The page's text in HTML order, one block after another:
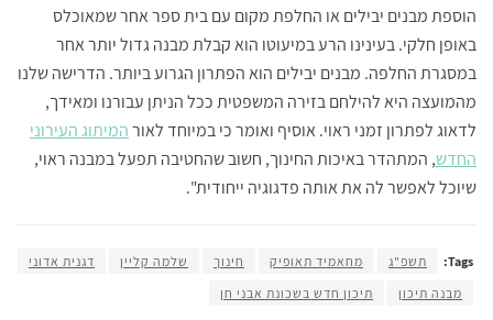
הוספת מבנים יבילים או החלפת מקום עם בית ספר אחר שמאוכלס
באופן חלקי. בעינינו הרע במיעוטו הוא קבלת מבנה גדול יותר אחר
במסגרת החלפה. מבנים יבילים הוא הפתרון הגרוע ביותר. הדרישה שלנו
מהמועצה היא להילחם בזירה המשפטית ככל הניתן עבורנו ומאידך,
לדאוג לפתרון זמני ראוי. אוסיף ואומר כי במיוחד לאורהמיתוג העירוני
החדש, המתהדר באיכות החינוך, חשוב שהחטיבה תפעל במבנה ראוי,
שיוכל לאפשר לה את אותה פדגוגיה ייחודית".
Tags: תשפ"ג מחאמיד תאופיק חינוך שלמה קליין
דגנית אדוני
מבנה תיכון
תיכון חדש בשכונת אבני חן